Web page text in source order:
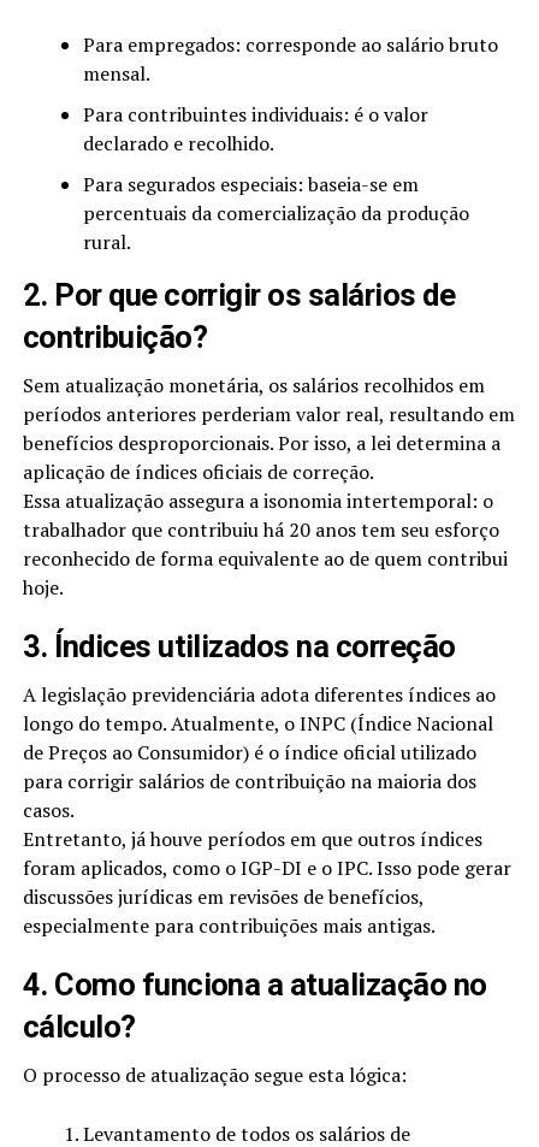
Para empregados: corresponde ao salário bruto
mensal.
Para contribuintes individuais: é o valor
declarado e recolhido.
Para segurados especiais: baseia-se em
percentuais da comercialização da produção
rural.
2. Por que corrigir os salários de
contribuição?
Sem atualização monetária, os salários recolhidos em
períodos anteriores perderiam valor real, resultando em
benefícios desproporcionais. Por isso, a lei determina a
aplicação de índices oficiais de correção.
Essa atualização assegura a isonomia intertemporal: o
trabalhador que contribuiu há 20 anos tem seu esforço
reconhecido de forma equivalente ao de quem contribui
hoje.
3. Índices utilizados na correção
A legislação previdenciária adota diferentes índices ao
longo do tempo. Atualmente, o INPC (Índice Nacional
de Preços ao Consumidor) é o índice oficial utilizado
para corrigir salários de contribuição na maioria dos
casos.
Entretanto, já houve períodos em que outros índices
foram aplicados, como o IGP-DI e o IPC. Isso pode gerar
discussões jurídicas em revisões de benefícios,
especialmente para contribuições mais antigas.
4. Como funciona a atualização no
cálculo?
O processo de atualização segue esta lógica:
Levantamento de todos os salários de